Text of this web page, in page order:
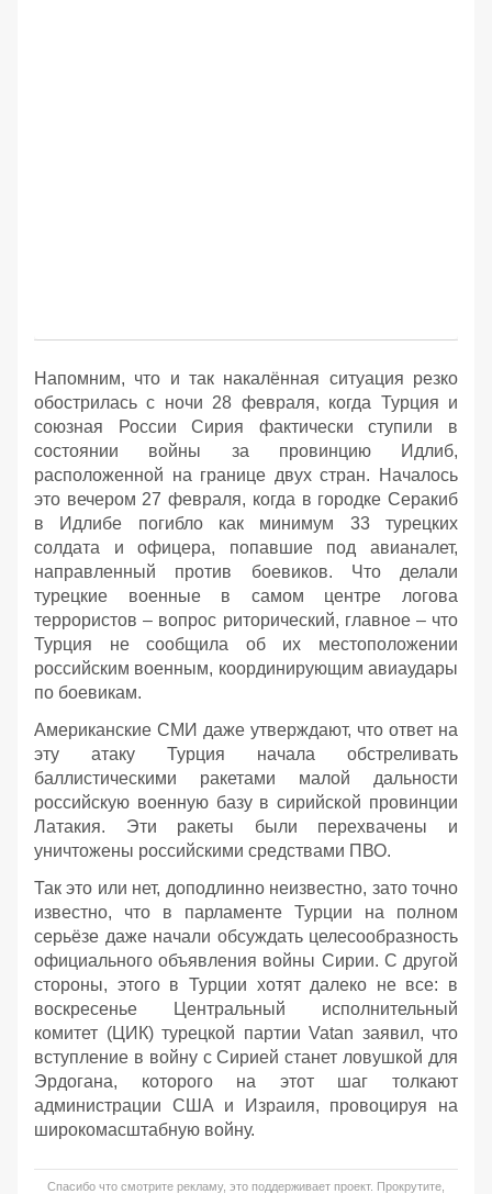
Напомним, что и так накалённая ситуация резко
обострилась с ночи 28 февраля, когда Турция и
союзная России Сирия фактически ступили в
состоянии войны за провинцию Идлиб,
расположенной на границе двух стран. Началось
это вечером 27 февраля, когда в городке Серакиб
в Идлибе погибло как минимум 33 турецких
солдата и офицера, попавшие под авианалет,
направленный против боевиков. Что делали
турецкие военные в самом центре логова
террористов – вопрос риторический, главное – что
Турция не сообщила об их местоположении
российским военным, координирующим авиаудары
по боевикам.
Американские СМИ даже утверждают, что ответ на
эту атаку Турция начала обстреливать
баллистическими ракетами малой дальности
российскую военную базу в сирийской провинции
Латакия. Эти ракеты были перехвачены и
уничтожены российскими средствами ПВО.
Так это или нет, доподлинно неизвестно, зато точно
известно, что в парламенте Турции на полном
серьёзе даже начали обсуждать целесообразность
официального объявления войны Сирии. С другой
стороны, этого в Турции хотят далеко не все: в
воскресенье Центральный исполнительный
комитет (ЦИК) турецкой партии Vatan заявил, что
вступление в войну с Сирией станет ловушкой для
Эрдогана, которого на этот шаг толкают
администрации США и Израиля, провоцируя на
широкомасштабную войну.
Спасибо что смотрите рекламу, это поддерживает проект. Прокрутите,